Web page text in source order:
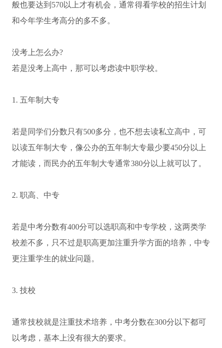
般也要达到570以上才有机会，通常得看学校的招生计划
和今年学生考高分的多不多。
没考上怎么办?
若是没考上高中，那可以考虑读中职学校。
1. 五年制大专
若是同学们分数只有500多分，也不想去读私立高中，可
以读五年制大专，像公办的五年制大专最少要450分以上
才能读，而民办的五年制大专通常380分以上就可以了。
2. 职高、中专
若是中考分数有400分可以选职高和中专学校，这两类学
校差不多，只不过是职高更加注重升学方面的培养，中专
更注重学生的就业问题。
3. 技校
通常技校就是注重技术培养，中考分数在300分以下都可
以考虑，基本上没有很大的要求。